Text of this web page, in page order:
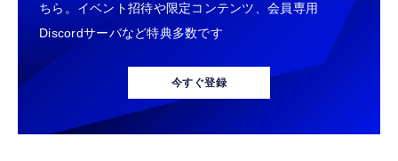
ちら。イベント招待や限定コンテンツ、会員専用
Discordサーバなど特典多数です
今すぐ登録